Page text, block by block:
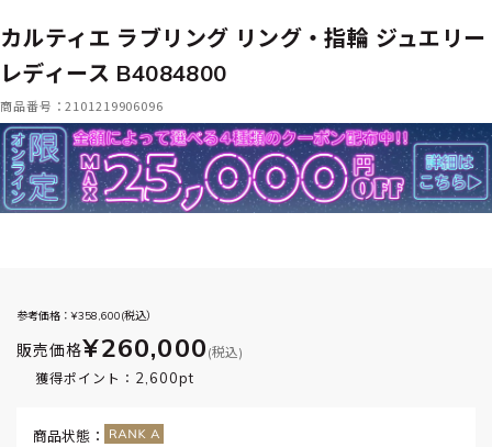
カルティエ ラブリング リング・指輪 ジュエリー
レディース B4084800
商品番号：2101219906096
参考価格：¥358,600(税込）
販売価格¥260,000 (税込)
獲得ポイント： 2,600pt
商品状態：